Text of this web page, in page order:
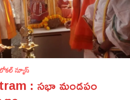
న్యూస్
: సభా మండపం